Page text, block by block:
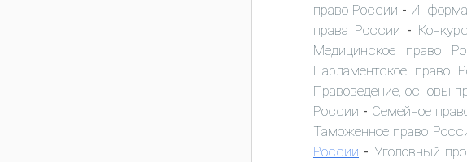
право России -
права России -
Медицинское право
Парламентское право
Правоведение, основы
России - Семейное
Таможенное право
России - Уголовный